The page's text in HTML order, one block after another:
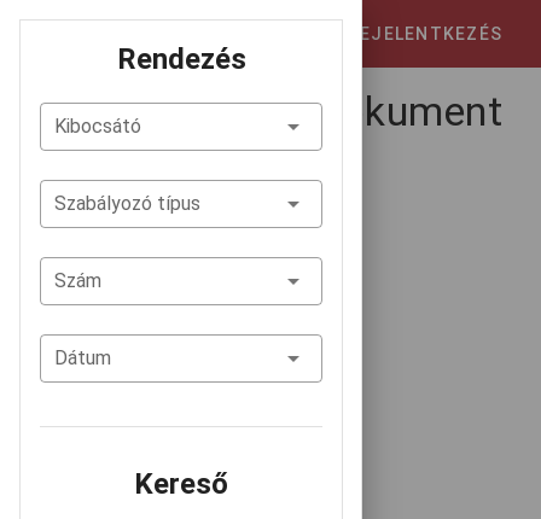
Belső szabályozástár
BEJELENTKEZÉS
Rendezés
Kibocsátó
Szabályozó típus
Szám
Dátum
Kereső
Nem találhatók dokument
umok!